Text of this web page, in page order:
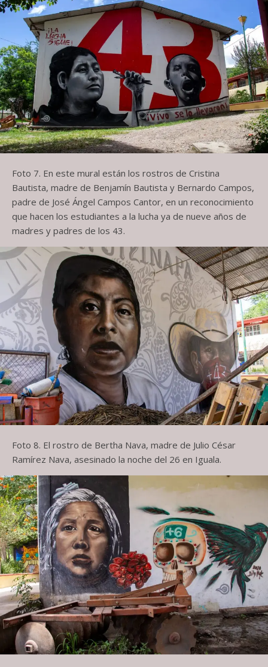
Foto 7. En este mural están los rostros de Cristina
Bautista, madre de Benjamín Bautista y Bernardo Campos,
padre de José Ángel Campos Cantor, en un reconocimiento
que hacen los estudiantes a la lucha ya de nueve años de
madres y padres de los 43.
Foto 8. El rostro de Bertha Nava, madre de Julio César
Ramírez Nava, asesinado la noche del 26 en Iguala.